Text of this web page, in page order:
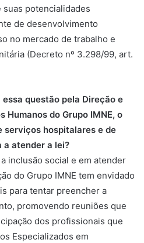
potencialidades
de desenvolvimento
no mercado de trabalho e
(Decreto nº 3.298/99, art.
questão pela Direção e
Humanos do Grupo IMNE, o
serviços hospitalares e de
a atender a lei?
inclusão social e em atender
do Grupo IMNE tem envidado
para tentar preencher a
promovendo reuniões que
dos profissionais que
Especializados em